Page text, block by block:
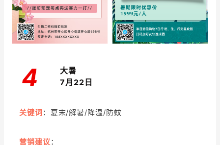
4
大暑
7月22日
关键词：夏末/解暑/降温/防蚊
营销建议 ：